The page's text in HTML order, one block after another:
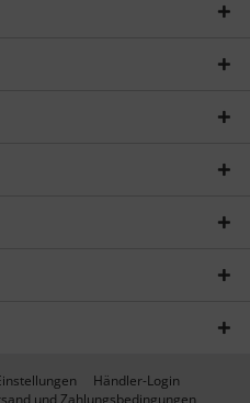
Händler-Login
und Zahlungsbedingungen